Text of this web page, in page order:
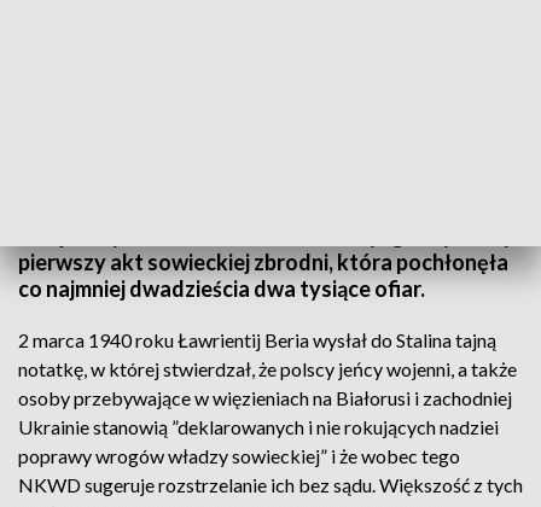
pierwszy akt sowieckiej zbrodni, która pochłonęła
co najmniej dwadzieścia dwa tysiące ofiar.
2 marca 1940 roku Ławrientij Beria wysłał do Stalina tajną
notatkę, w której stwierdzał, że polscy jeńcy wojenni, a także
osoby przebywające w więzieniach na Białorusi i zachodniej
Ukrainie stanowią ”deklarowanych i nie rokujących nadziei
poprawy wrogów władzy sowieckiej” i że wobec tego
NKWD sugeruje rozstrzelanie ich bez sądu. Większość z tych